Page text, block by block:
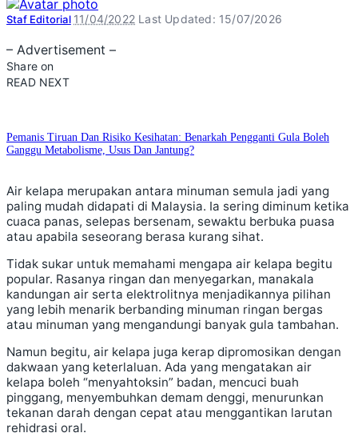
Posted
Staf Editorial 11/04/2022 Last Updated: 15/07/2026
– Advertisement –
Share on
READ NEXT
Pemanis Tiruan Dan Risiko Kesihatan: Benarkah Pengganti Gula Boleh
Ganggu Metabolisme, Usus Dan Jantung?
Air kelapa merupakan antara minuman semula jadi yang
paling mudah didapati di Malaysia. Ia sering diminum ketika
cuaca panas, selepas bersenam, sewaktu berbuka puasa
atau apabila seseorang berasa kurang sihat.
Tidak sukar untuk memahami mengapa air kelapa begitu
popular. Rasanya ringan dan menyegarkan, manakala
kandungan air serta elektrolitnya menjadikannya pilihan
yang lebih menarik berbanding minuman ringan bergas
atau minuman yang mengandungi banyak gula tambahan.
Namun begitu, air kelapa juga kerap dipromosikan dengan
dakwaan yang keterlaluan. Ada yang mengatakan air
kelapa boleh “menyahtoksin” badan, mencuci buah
pinggang, menyembuhkan demam denggi, menurunkan
tekanan darah dengan cepat atau menggantikan larutan
rehidrasi oral.